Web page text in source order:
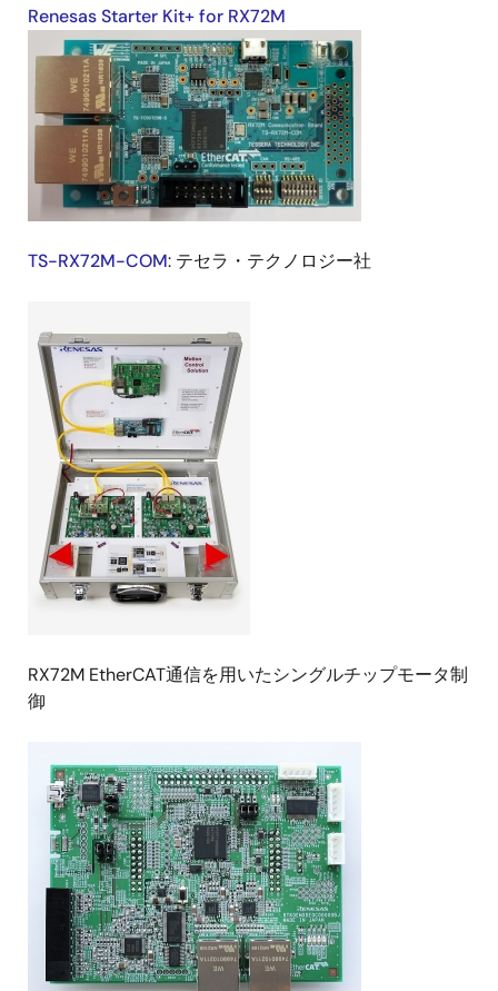
Renesas Starter Kit+ for RX72M
TS-RX72M-COM: テセラ・テクノロジー社
像
RX72M EtherCAT通信を用いたシングルチップモータ制
御